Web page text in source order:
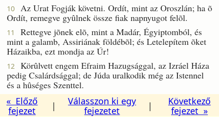
10
Az Urat Fogják követni. Ordít, mint az Oroszlán; ha õ
Ordít, remegve gyûlnek össze fiak napnyugot felõl.
11
Rettegve jõnek elõ, mint a Madár, Égyiptomból, és
mint a galamb, Assiriának földébõl; és Letelepítem õket
Házaikba, ezt mondja az Úr!
12
Körûlvett engem Efraim Hazugsággal, az Izráel Háza
pedig Csalárdsággal; de Júda uralkodik még az Istennel
és a hûséges Szenttel.
« Előző
fejezet
|
Válasszon ki egy
fejezetet
|
Következő
fejezet »